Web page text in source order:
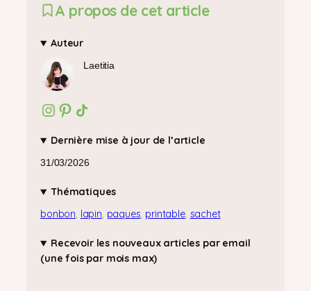
A propos de cet article
Auteur
Laetitia
Instagram Pinterest Icône de partage
Dernière mise à jour de l’article
31/03/2026
Thématiques
bonbon, lapin, paques, printable, sachet
Recevoir les nouveaux articles par email
(une fois par mois max)